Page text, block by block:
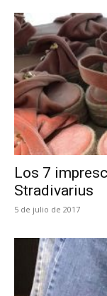
Los 7
Stradivarius
5 de julio de 2017